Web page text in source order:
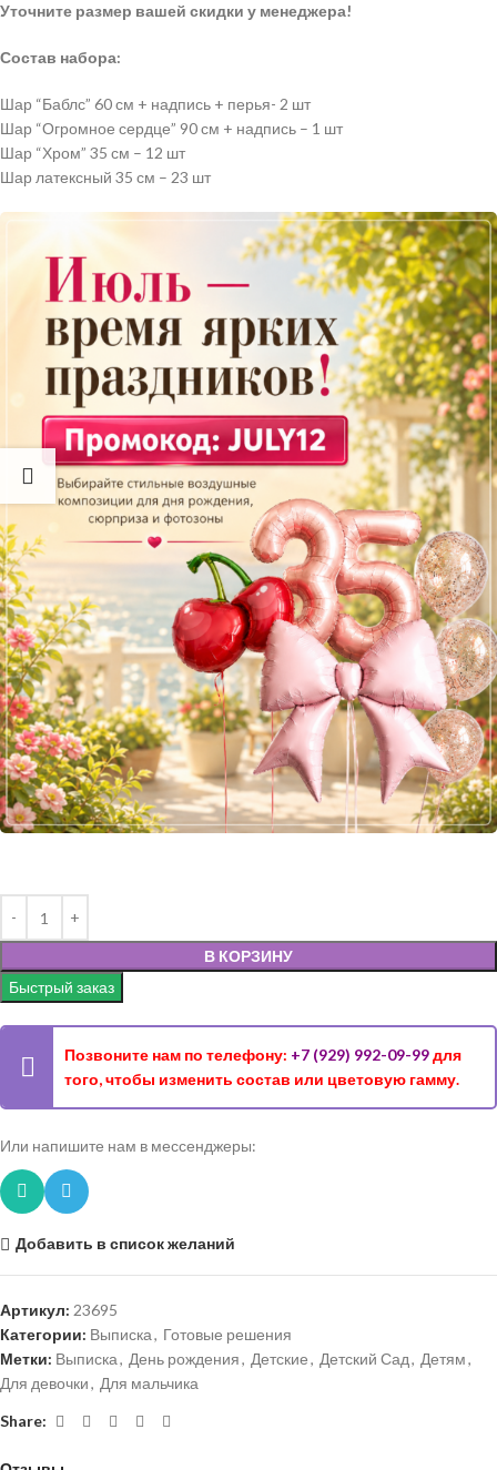
Уточните размер вашей скидки у менеджера!
Состав набора:
Шар “Баблс” 60 см + надпись + перья- 2 шт
Шар “Огромное сердце” 90 см + надпись – 1 шт
Шар “Хром” 35 см – 12 шт
Шар латексный 35 см – 23 шт
В КОРЗИНУ
Быстрый заказ
Позвоните нам по телефону: +7 (929) 992-09-99для
того, чтобы изменить состав или цветовую гамму.
Или напишите нам в мессенджеры:
Добавить в список желаний
Артикул: 23695
Категории: Выписка, Готовые решения
Метки: Выписка, День рождения, Детские, Детский Сад, Детям,
Для девочки, Для мальчика
Share: